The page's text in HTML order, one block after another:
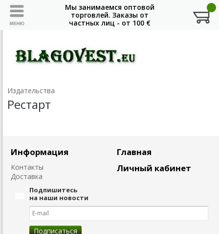
Издательства
Рестарт
Информация
Контакты
Доставка
Главная
Личный кабинет
Подпишитесь
на наши новости